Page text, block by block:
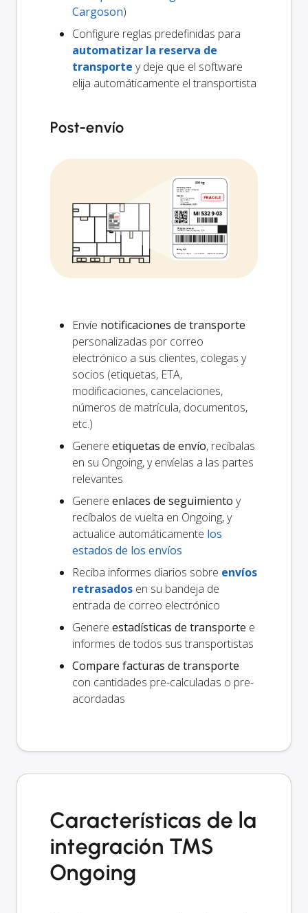
Cargoson)
Configure reglas predefinidas para
automatizar la reserva de
transporte y deje que el software
elija automáticamente el transportista
Post-envío
Envíe notificaciones de transporte
personalizadas por correo
electrónico a sus clientes, colegas y
socios (etiquetas, ETA,
modificaciones, cancelaciones,
números de matrícula, documentos,
etc.)
Genere etiquetas de envío, recíbalas
en su Ongoing, y envíelas a las partes
relevantes
Genere enlaces de seguimiento y
recíbalos de vuelta en Ongoing, y
actualice automáticamente los
estados de los envíos
Reciba informes diarios sobre envíos
retrasados en su bandeja de
entrada de correo electrónico
Genere estadísticas de transporte e
informes de todos sus transportistas
Compare facturas de transporte
con cantidades pre-calculadas o pre-
acordadas
Características de la
integración TMS
Ongoing